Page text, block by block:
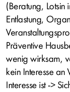
(Beratung, Lotsin
Entlastung,
Präventive
wenig wirksam,
kein Interesse
Interesse ist ->